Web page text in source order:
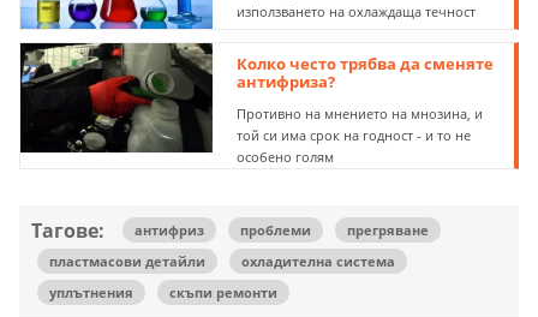
използването на охлаждаща течност
Колко често трябва да сменяте
антифриза?
Противно на мнението на мнозина, и
той си има срок на годност - и то не
особено голям
Тагове: антифриз проблеми
прегряване
пластмасови детайли
охладителна система
уплътнения
скъпи ремонти